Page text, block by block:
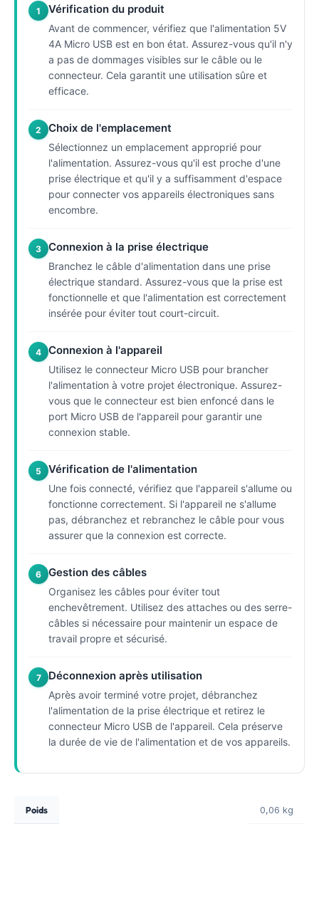
1 Vérification du produit
Avant de commencer, vérifiez que l'alimentation 5V
4A Micro USB est en bon état. Assurez-vous qu'il n'y
a pas de dommages visibles sur le câble ou le
connecteur. Cela garantit une utilisation sûre et
efficace.
2 Choix de l'emplacement
Sélectionnez un emplacement approprié pour
l'alimentation. Assurez-vous qu'il est proche d'une
prise électrique et qu'il y a suffisamment d'espace
pour connecter vos appareils électroniques sans
encombre.
3 Connexion à la prise électrique
Branchez le câble d'alimentation dans une prise
électrique standard. Assurez-vous que la prise est
fonctionnelle et que l'alimentation est correctement
insérée pour éviter tout court-circuit.
4 Connexion à l'appareil
Utilisez le connecteur Micro USB pour brancher
l'alimentation à votre projet électronique. Assurez-
vous que le connecteur est bien enfoncé dans le
port Micro USB de l'appareil pour garantir une
connexion stable.
5 Vérification de l'alimentation
Une fois connecté, vérifiez que l'appareil s'allume ou
fonctionne correctement. Si l'appareil ne s'allume
pas, débranchez et rebranchez le câble pour vous
assurer que la connexion est correcte.
6 Gestion des câbles
Organisez les câbles pour éviter tout
enchevêtrement. Utilisez des attaches ou des serre-
câbles si nécessaire pour maintenir un espace de
travail propre et sécurisé.
7 Déconnexion après utilisation
Après avoir terminé votre projet, débranchez
l'alimentation de la prise électrique et retirez le
connecteur Micro USB de l'appareil. Cela préserve
la durée de vie de l'alimentation et de vos appareils.
Poids 0,06 kg